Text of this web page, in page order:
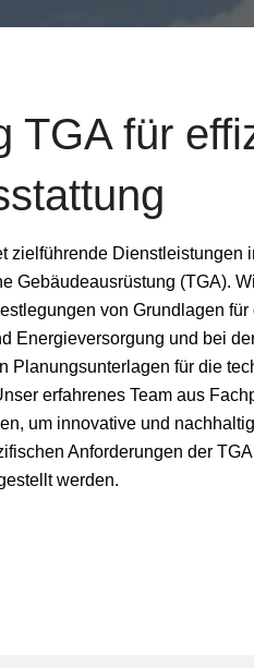
TGA für
zielführende Dienstleistungen
Gebäudeausrüstung (TGA).
von Grundlagen für
Energieversorgung und bei
Planungsunterlagen für die
erfahrenes Team aus
um innovative und
Anforderungen der
werden.